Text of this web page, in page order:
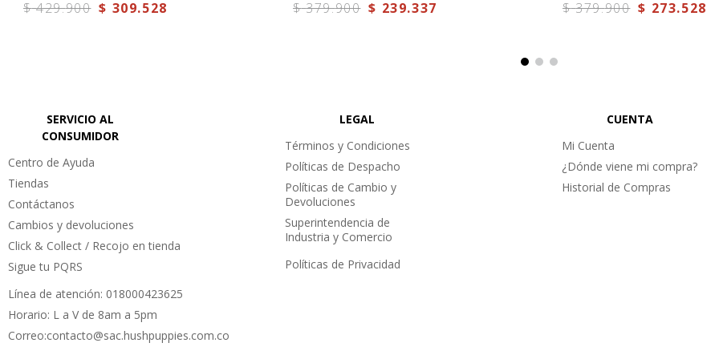
Altura de caña: 12 cm.
$ 429.900 $ 309.528 $ 379.900 $ 239.337 $ 379.900 $ 273.528
SERVICIO AL
CONSUMIDOR
Centro de Ayuda
Tiendas
Contáctanos
Cambios y devoluciones
Click & Collect / Recojo en tienda
Sigue tu PQRS
Línea de atención: 018000423625
Horario: L a V de 8am a 5pm
Correo:contacto@sac.hushpuppies.com.co
LEGAL
Términos y Condiciones
Políticas de Despacho
Políticas de Cambio y
Devoluciones
Superintendencia de
Industria y Comercio
Políticas de Privacidad
CUENTA
Mi Cuenta
¿Dónde viene mi compra?
Historial de Compras